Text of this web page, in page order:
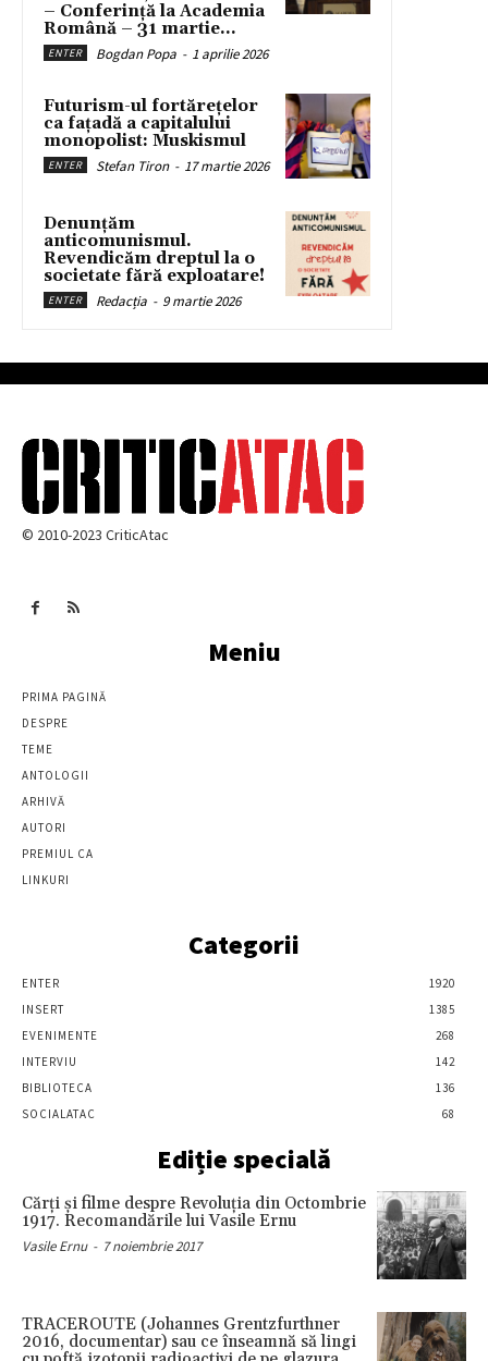
– Conferință la Academia
Română – 31 martie...
ENTER Bogdan Popa - 1 aprilie 2026
Futurism-ul fortărețelor
ca fațadă a capitalului
monopolist: Muskismul
ENTER Stefan Tiron - 17 martie 2026
Denunțăm
anticomunismul.
Revendicăm dreptul la o
societate fără exploatare!
ENTER Redacția - 9 martie 2026
© 2010-2023 CriticAtac
Meniu
PRIMA PAGINĂ
DESPRE
TEME
ANTOLOGII
ARHIVĂ
AUTORI
PREMIUL CA
LINKURI
Categorii
ENTER
1920
INSERT
1385
EVENIMENTE
268
INTERVIU
142
BIBLIOTECA
136
SOCIALATAC
68
Ediție specială
Cărţi şi filme despre Revoluţia din Octombrie
1917. Recomandările lui Vasile Ernu
Vasile Ernu - 7 noiembrie 2017
TRACEROUTE (Johannes Grentzfurthner
2016, documentar) sau ce înseamnă să lingi